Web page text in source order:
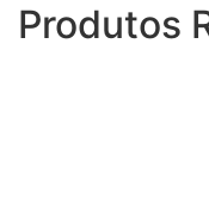
Produtos